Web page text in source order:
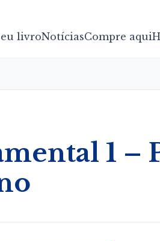
livroNotíciasCompre aqui
1 –